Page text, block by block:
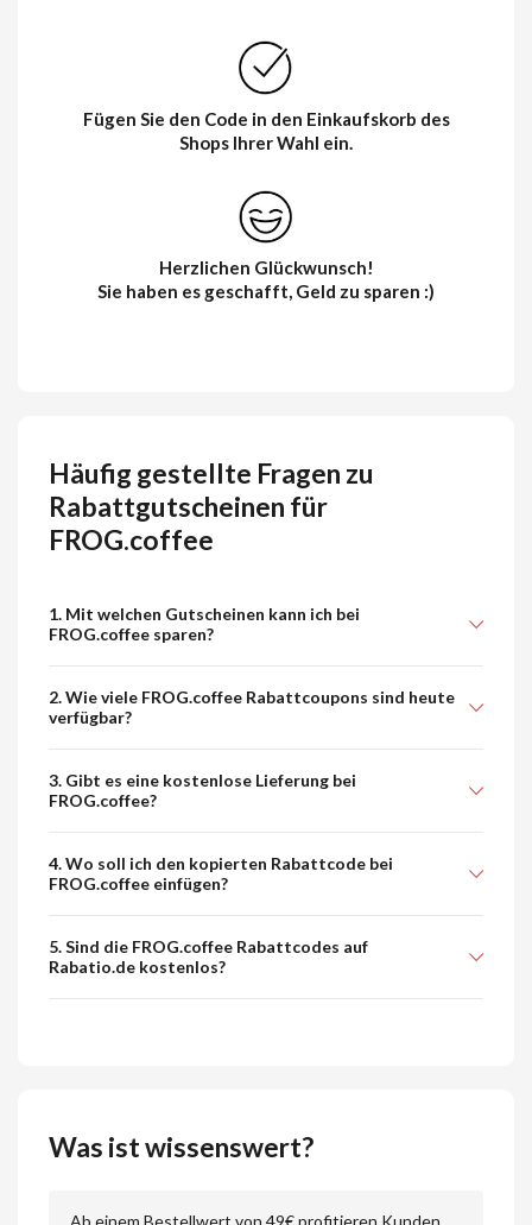
Fügen Sie den Code in den Einkaufskorb des
Shops Ihrer Wahl ein.
Herzlichen Glückwunsch!
Sie haben es geschafft, Geld zu sparen :)
Häufig gestellte Fragen zu
Rabattgutscheinen für
FROG.coffee
1. Mit welchen Gutscheinen kann ich bei
FROG.coffee sparen?
2. Wie viele FROG.coffee Rabattcoupons sind heute
verfügbar?
3. Gibt es eine kostenlose Lieferung bei
FROG.coffee?
4. Wo soll ich den kopierten Rabattcode bei
FROG.coffee einfügen?
5. Sind die FROG.coffee Rabattcodes auf
Rabatio.de kostenlos?
Was ist wissenswert?